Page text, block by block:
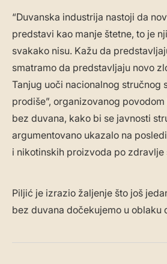
“Duvanska industrija nastoji da
predstavi kao manje štetne, to je
svakako nisu. Kažu da
smatramo da predstavljaju novo
Tanjug uoči nacionalnog stručnog
prodiše”, organizovanog
bez duvana, kako bi se javnosti
argumentovano ukazalo na
i nikotinskih proizvoda po zdravlje
Piljić je izrazio žaljenje što još
bez duvana dočekujemo u oblaku